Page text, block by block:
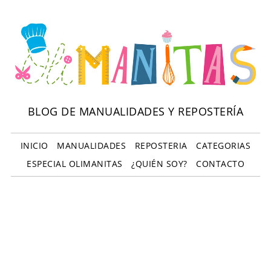
BLOG DE MANUALIDADES Y REPOSTERÍA
INICIO MANUALIDADES REPOSTERIA
CATEGORIAS
ESPECIAL OLIMANITAS
¿QUIÉN SOY? CONTACTO